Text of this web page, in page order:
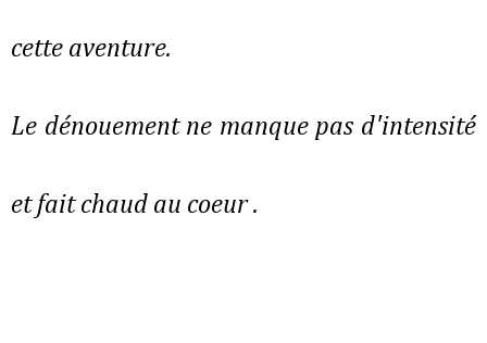
cette aventure.
Le dénouement ne manque pas d'intensité
et fait chaud au coeur .